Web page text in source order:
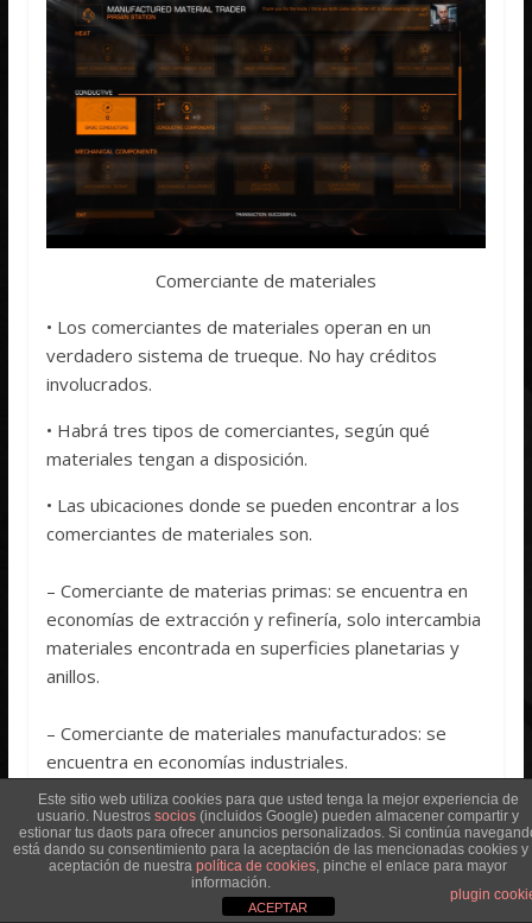
Comerciante de materiales
• Los comerciantes de materiales operan en un
verdadero sistema de trueque. No hay créditos
involucrados.
• Habrá tres tipos de comerciantes, según qué
materiales tengan a disposición.
• Las ubicaciones donde se pueden encontrar a los
comerciantes de materiales son.
– Comerciante de materias primas: se encuentra en
economías de extracción y refinería, solo intercambia
materiales encontrada en superficies planetarias y
anillos.
– Comerciante de materiales manufacturados: se
encuentra en economías industriales.
– Comerciante de materiales codificados: se
encuentra en economías de alta tecnología y
militares.
Este sitio web utiliza cookies para que usted tenga la mejor experiencia de
usuario. Nuestros socios (incluidos Google) pueden almacener compartir y
estionar tus daots para ofrecer anuncios personalizados. Si continúa
está dando su consentimiento para la aceptación de las mencionadas cookies y
aceptación de nuestra política de cookies, pinche el enlace para mayor
información.
plugin
ACEPTAR